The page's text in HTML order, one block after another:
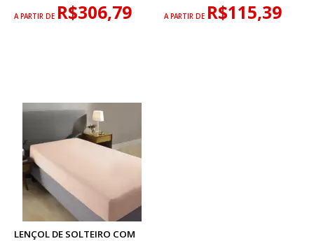
A PARTIR DE R$306,79 A PARTIR DE R$115,39
LENÇOL DE SOLTEIRO COM